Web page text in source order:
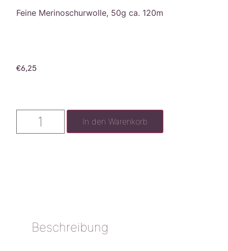
Feine Merinoschurwolle, 50g ca. 120m
€6,25
In den Warenkorb
Beschreibung